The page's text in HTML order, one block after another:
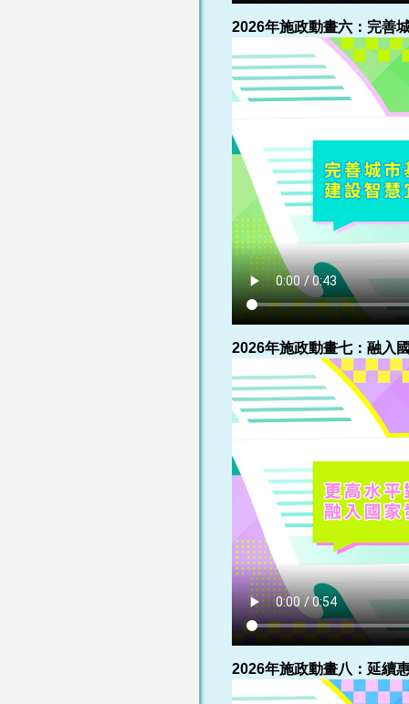
2026年施政動畫六：完善
2026年施政動畫七：融入
2026年施政動畫八：延續